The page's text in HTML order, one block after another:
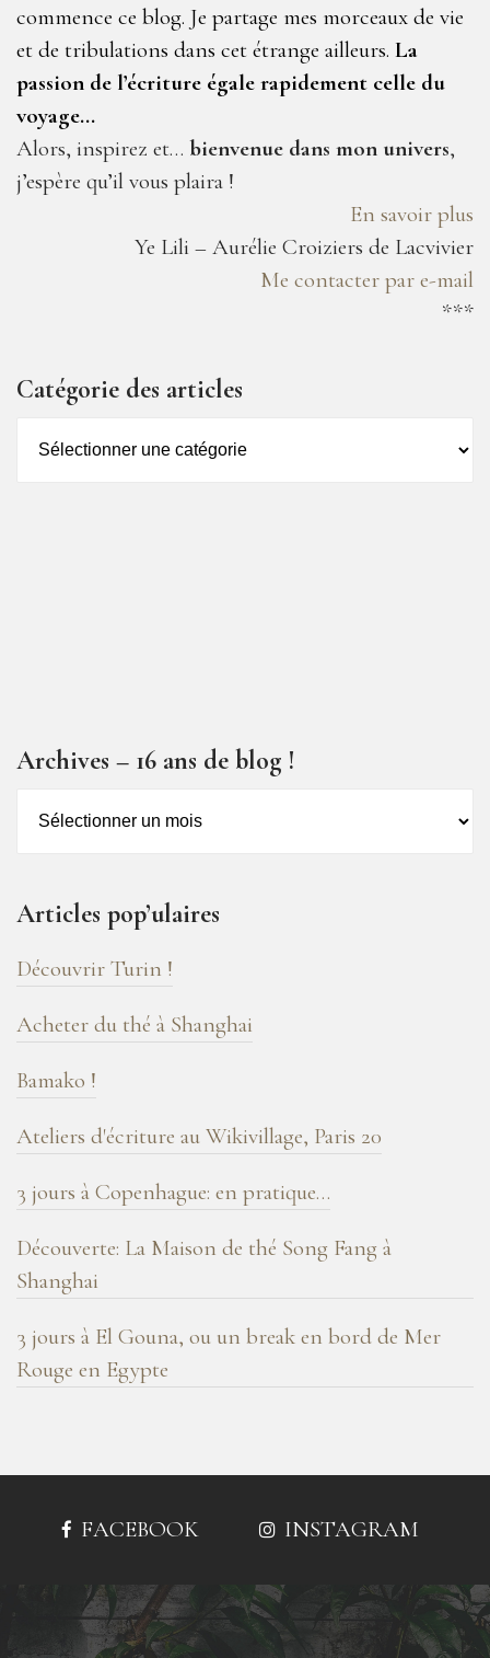
commence ce blog. Je partage mes morceaux de vie
et de tribulations dans cet étrange ailleurs. La
passion de l’écriture égale rapidement celle du
voyage…
Alors, inspirez et… bienvenue dans mon univers,
j’espère qu’il vous plaira !
En savoir plus
Ye Lili – Aurélie Croiziers de Lacvivier
Me contacter par e-mail
***
Catégorie des articles
des
Archives – 16 ans de blog !
de
blog
!
Articles pop’ulaires
Découvrir Turin !
Acheter du thé à Shanghai
Bamako !
Ateliers d'écriture au Wikivillage, Paris 20
3 jours à Copenhague: en pratique…
Découverte: La Maison de thé Song Fang à
Shanghai
3 jours à El Gouna, ou un break en bord de Mer
Rouge en Egypte
FACEBOOK INSTAGRAM